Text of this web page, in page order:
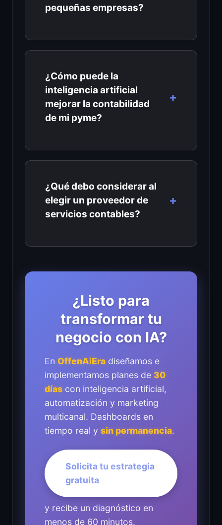
pequeñas empresas?
¿Cómo puede la
inteligencia artificial
mejorar la contabilidad
de mi pyme?
¿Qué debo considerar al
elegir un proveedor de
servicios contables?
¿Listo para
transformar tu
negocio con IA?
En OffenAiEra diseñamos e
implementamos planes de 30
días con inteligencia artificial,
automatización y marketing
multicanal. Dashboards en
tiempo real y sin permanencia.
Solicita tu estrategia
gratuita
y recibe un diagnóstico en
menos de 60 minutos.